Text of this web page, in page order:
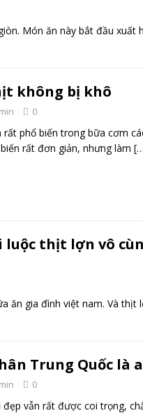
Món ăn này bắt đầu xuất
không bị khô
0
rất phổ biến trong bữa cơm
rất đơn giản, nhưng làm
luộc thịt lợn vô
ăn gia đình việt nam. Và thịt
Trung Quốc là
0
đẹp vẫn rất được coi trọng,